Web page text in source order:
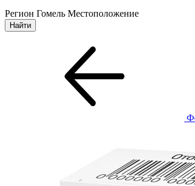
Регион Гомель Местоположение